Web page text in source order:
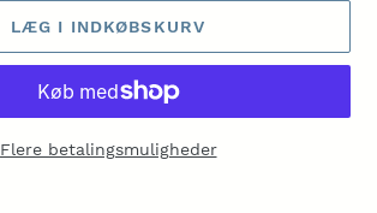
LÆG I INDKØBSKURV
Flere betalingsmuligheder